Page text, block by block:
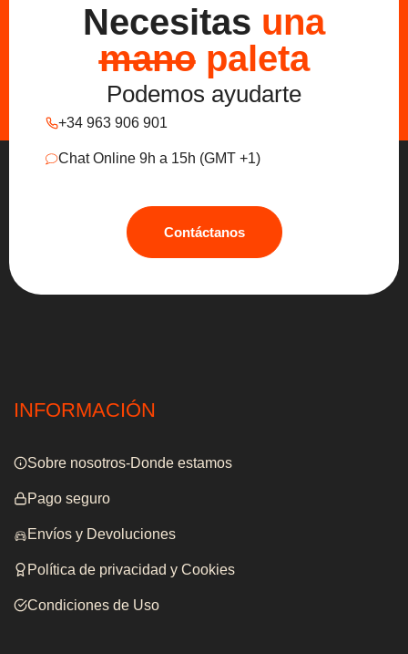
Necesitas una
manopaleta
Podemos ayudarte
+34 963 906 901
Chat Online 9h a 15h (GMT +1)
Contáctanos
INFORMACIÓN
Sobre nosotros-Donde estamos
Pago seguro
Envíos y Devoluciones
Política de privacidad y Cookies
Condiciones de Uso